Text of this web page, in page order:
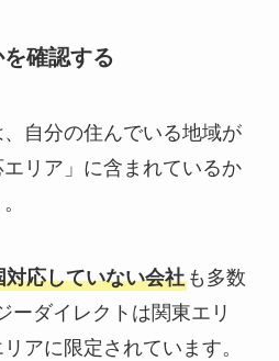
確認する
自分の住んでいる地域が
リア」に含まれているか
対応していない会社も多数
ーダイレクトは関東エリ
アに限定されています。